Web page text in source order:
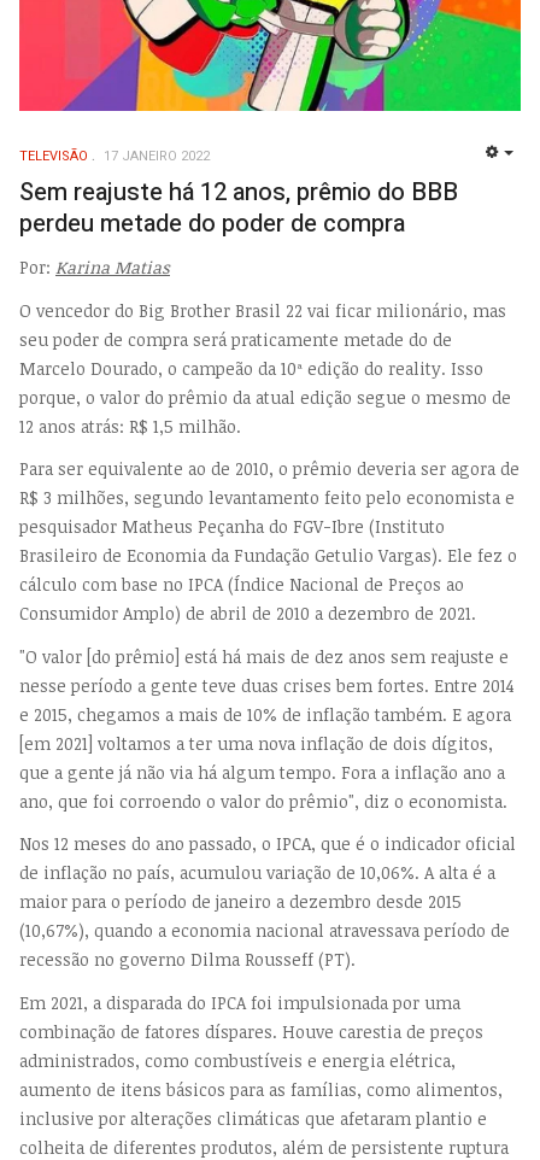
TELEVISÃO 17 JANEIRO 2022
Sem reajuste há 12 anos, prêmio do BBB
perdeu metade do poder de compra
Por: Karina Matias
O vencedor do Big Brother Brasil 22 vai ficar milionário, mas
seu poder de compra será praticamente metade do de
Marcelo Dourado, o campeão da 10ª edição do reality. Isso
porque, o valor do prêmio da atual edição segue o mesmo de
12 anos atrás: R$ 1,5 milhão.
Para ser equivalente ao de 2010, o prêmio deveria ser agora de
R$ 3 milhões, segundo levantamento feito pelo economista e
pesquisador Matheus Peçanha do FGV-Ibre (Instituto
Brasileiro de Economia da Fundação Getulio Vargas). Ele fez o
cálculo com base no IPCA (Índice Nacional de Preços ao
Consumidor Amplo) de abril de 2010 a dezembro de 2021.
"O valor [do prêmio] está há mais de dez anos sem reajuste e
nesse período a gente teve duas crises bem fortes. Entre 2014
e 2015, chegamos a mais de 10% de inflação também. E agora
[em 2021] voltamos a ter uma nova inflação de dois dígitos,
que a gente já não via há algum tempo. Fora a inflação ano a
ano, que foi corroendo o valor do prêmio", diz o economista.
Nos 12 meses do ano passado, o IPCA, que é o indicador oficial
de inflação no país, acumulou variação de 10,06%. A alta é a
maior para o período de janeiro a dezembro desde 2015
(10,67%), quando a economia nacional atravessava período de
recessão no governo Dilma Rousseff (PT).
Em 2021, a disparada do IPCA foi impulsionada por uma
combinação de fatores díspares. Houve carestia de preços
administrados, como combustíveis e energia elétrica,
aumento de itens básicos para as famílias, como alimentos,
inclusive por alterações climáticas que afetaram plantio e
colheita de diferentes produtos, além de persistente ruptura